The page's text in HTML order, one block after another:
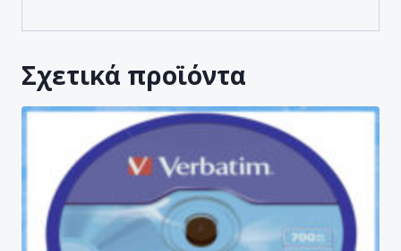
Σχετικά προϊόντα